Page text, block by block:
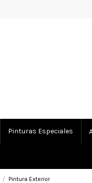
Pinturas Especiales
Pintura Exterior